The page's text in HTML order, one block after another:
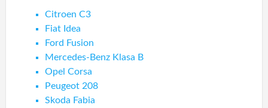
Citroen C3
Fiat Idea
Ford Fusion
Mercedes-Benz Klasa B
Opel Corsa
Peugeot 208
Skoda Fabia